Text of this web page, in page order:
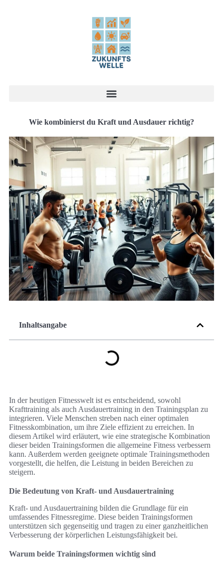
Wie kombinierst du Kraft und Ausdauer richtig?
Inhaltsangabe
In der heutigen Fitnesswelt ist es entscheidend, sowohl
Krafttraining als auch Ausdauertraining in den Trainingsplan zu
integrieren. Viele Menschen streben nach einer optimalen
Fitnesskombination, um ihre Ziele effizient zu erreichen. In
diesem Artikel wird erläutert, wie eine strategische Kombination
dieser beiden Trainingsformen die allgemeine Fitness verbessern
kann. Außerdem werden geeignete optimale Trainingsmethoden
vorgestellt, die helfen, die Leistung in beiden Bereichen zu
steigern.
Die Bedeutung von Kraft- und Ausdauertraining
Kraft- und Ausdauertraining bilden die Grundlage für ein
umfassendes Fitnessregime. Diese beiden Trainingsformen
unterstützen sich gegenseitig und tragen zu einer ganzheitlichen
Verbesserung der körperlichen Leistungsfähigkeit bei.
Warum beide Trainingsformen wichtig sind